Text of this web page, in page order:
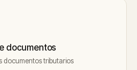
documentos
documentos tributarios